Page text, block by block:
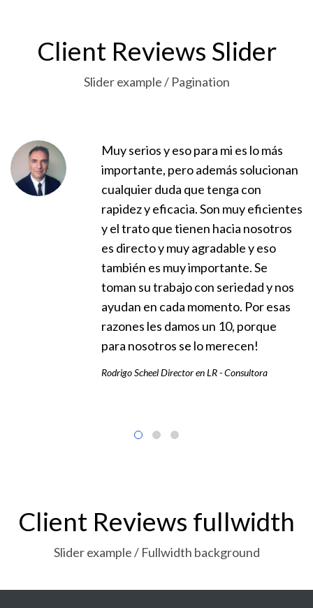
Client Reviews Slider
Slider example / Pagination
Muy serios y eso para mi es lo más
importante, pero además solucionan
cualquier duda que tenga con
rapidez y eficacia. Son muy eficientes
y el trato que tienen hacia nosotros
es directo y muy agradable y eso
también es muy importante. Se
toman su trabajo con seriedad y nos
ayudan en cada momento. Por esas
razones les damos un 10, porque
para nosotros se lo merecen!
Rodrigo Scheel Director en LR - Consultora
Client Reviews fullwidth
Slider example / Fullwidth background